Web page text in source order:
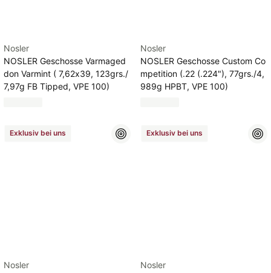
Nosler
NOSLER Geschosse Varmaged
don Varmint ( 7,62x39, 123grs./
7,97g FB Tipped, VPE 100)
Nosler
NOSLER Geschosse Custom Co
mpetition (.22 (.224"), 77grs./4,
989g HPBT, VPE 100)
Exklusiv bei uns
Nosler
Exklusiv bei uns
Nosler